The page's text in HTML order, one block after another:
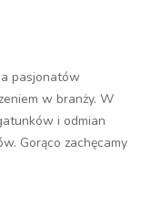
pasjonatów
w branży. W
i odmian
Gorąco zachęcamy